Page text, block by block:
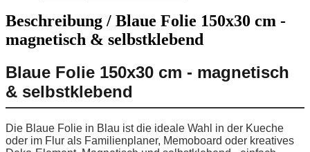
Beschreibung / Blaue Folie 150x30 cm -
magnetisch & selbstklebend
Blaue Folie 150x30 cm - magnetisch
& selbstklebend
Die Blaue Folie in Blau ist die ideale Wahl in der Kueche
oder im Flur als Familienplaner, Memoboard oder kreatives